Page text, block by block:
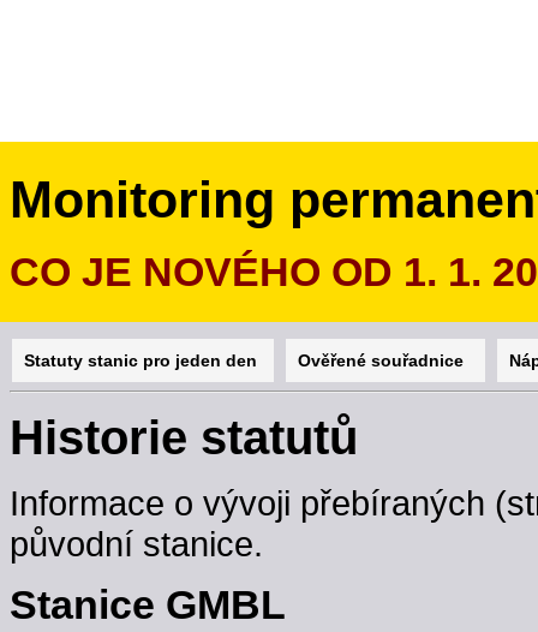
Monitoring
CO JE NOVÉHO OD 1. 1.
Statuty stanic pro jeden den Ověřené souřadnice
Historie statutů
Informace o vývoji přebíraných
původní stanice.
Stanice GMBL